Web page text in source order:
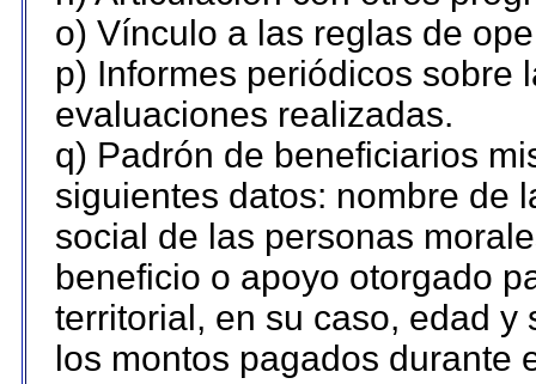
o) Vínculo a las reglas de
p) Informes periódicos sobre
evaluaciones realizadas.
q) Padrón de beneficiarios
siguientes datos: nombre de
social de las personas
beneficio o apoyo otorgado
territorial, en su caso, edad
los montos pagados durante